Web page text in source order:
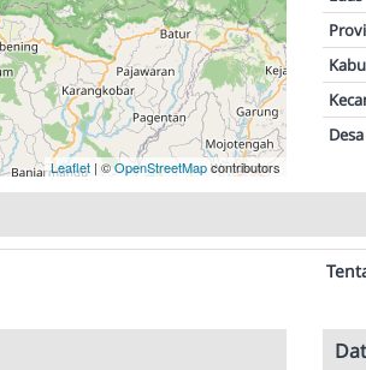
Leaflet | ©OpenStreetMapcontributors
Desa